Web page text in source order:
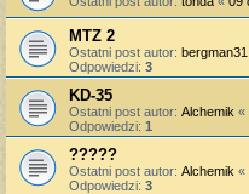
MTZ 2
Ostatni post autor: bergman31
Odpowiedzi: 3
KD-35
Ostatni post autor: Alchemik «
Odpowiedzi: 1
?????
Ostatni post autor: Alchemik «
Odpowiedzi: 3